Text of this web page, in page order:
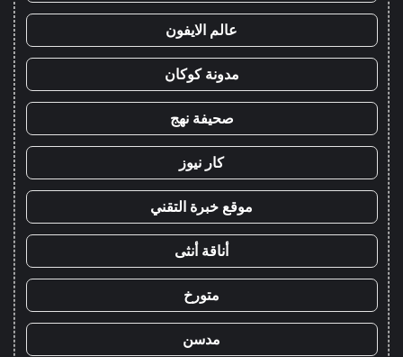
عالم الايفون
مدونة كوكان
صحيفة نهج
كار نيوز
موقع خبرة التقني
أناقة أنثى
متورخ
مدسن